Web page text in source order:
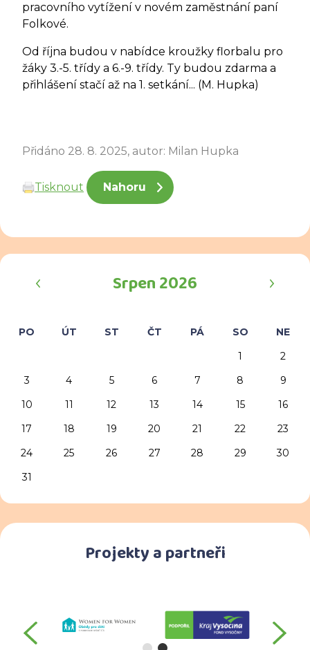
pracovního vytížení v novém zaměstnání paní
Folkové.
Od října budou v nabídce kroužky florbalu pro
žáky 3.-5. třídy a 6.-9. třídy. Ty budou zdarma a
přihlášení stačí až na 1. setkání... (M. Hupka)
Přidáno 28. 8. 2025, autor: Milan Hupka
Tisknout Nahoru
Srpen 2026
PO ÚT ST ČT PÁ SO
NE
1
2
3
4 5 6 7 8
9
10
11 12 13 14 15
16
17
18 19 20 21 22
23
24
25 26 27 28 29
30
31
Projekty a partneři
předchozí